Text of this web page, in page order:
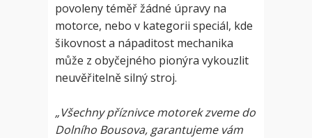
povoleny téměř žádné úpravy na
motorce, nebo v kategorii speciál, kde
šikovnost a nápaditost mechanika
může z obyčejného pionýra vykouzlit
neuvěřitelně silný stroj.
„Všechny příznivce motorek zveme do
Dolního Bousova, garantujeme vám